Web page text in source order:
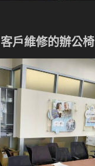
客戶維修的辦公椅